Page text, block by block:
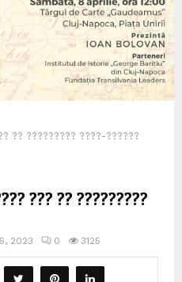
?? ????????? ????-??????
??? ?? ?????????
2023 0 3125